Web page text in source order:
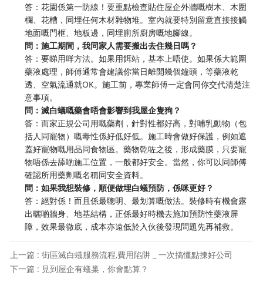
答：花園係第一防線！要重點檢查貼住屋企外牆嘅樹木、木圍
欄、花槽，同埋任何木材雜物堆。室內就要特別留意直接接觸
地面嘅門框、地板邊，同埋廁所廚房嘅地腳線。
問：施工期間，我同家人需要搬出去住幾日嗎？
答：要睇用咩方法。如果用餌站，基本上唔使。如果係大範圍
藥液處理，師傅通常會建議你當日離開幾個鐘頭，等藥液乾
透、空氣流通就OK。施工前，專業師傅一定會同你交代清楚注
意事項。
問：滅白蟻嘅藥會唔會影響到我屋企隻狗？
答：而家正規公司用嘅藥劑，針對性都好高，對哺乳動物（包
括人同寵物）嘅毒性係好低好低。施工時會做好保護，例如遮
蓋好寵物嘅用品同食物區。藥物乾咗之後，形成藥膜，只要寵
物唔係去舔啲施工位置，一般都好安全。當然，你可以同師傅
確認所用藥劑嘅名稱同安全資料。
問：如果我想裝修，順便做埋白蟻預防，係咪更好？
答：絕對係！而且係最聰明、最划算嘅做法。裝修時有機會露
出曬啲牆身、地基結構，正係最好時機去施加預防性藥液屏
障，效果最徹底，成本亦遠低於入伙後發現問題先再補救。
上一篇 : 街區滅白蟻服務流程,費用陷阱 _ 一次搞懂點揀好公司
下一篇 : 見到屋企有蟻巢，你會點算？